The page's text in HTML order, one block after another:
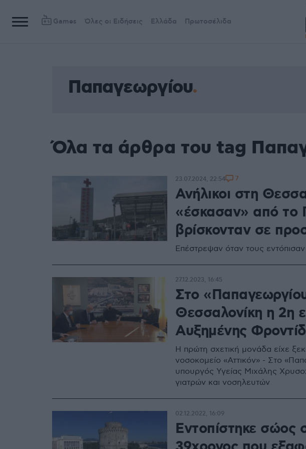
Games Όλες οι Ειδήσεις Ελλάδα Πρωτοσέλιδα
Παπαγεωργίου
Όλα τα άρθρα του tag
Ανήλικοι στη
«έσκασαν» από το
βρίσκονταν σε
Επέστρεψαν όταν τους εντόπισαν
23.07.2024, 22:54 7
Στο
Θεσσαλονίκη η 2η
Αυξημένης
Η πρώτη σχετική μονάδα είχε
νοσοκομείο «Αττικόν» - Στο
υπουργός Υγείας Μιχάλης
γιατρών και νοσηλευτών
27.12.2023, 16:45
Εντοπίστηκε σώος
02.12.2022, 16:09